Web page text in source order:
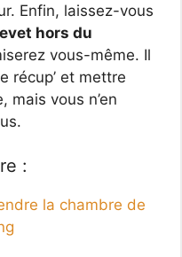
Enfin, laissez-vous
hors du
vous-même. Il
récup’ et mettre
mais vous n’en
:
la chambre de